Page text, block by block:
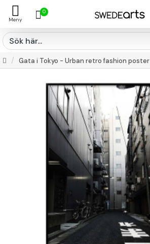
0
Gata i Tokyo - Urban retro fashion poster